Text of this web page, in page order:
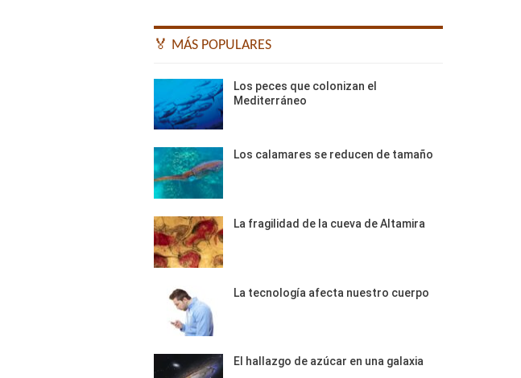
🏅 MÁS POPULARES
Los peces que colonizan el
Mediterráneo
Los calamares se reducen de tamaño
La fragilidad de la cueva de Altamira
La tecnología afecta nuestro cuerpo
El hallazgo de azúcar en una galaxia